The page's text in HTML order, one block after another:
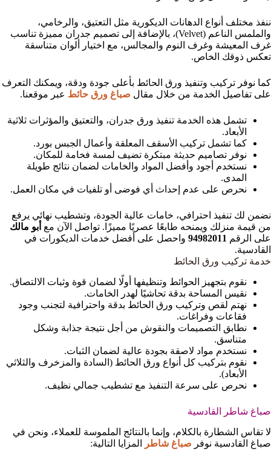
ننفذ مختلف أنواع الدهانات الديكورية مثل التعتيق، والرخامي،
والملمس الناعم (Velvet)، بالإضافة إلى تصميم جدران مميزة تناسب
غرف المعيشة وغرف النوم والمجالس، مع اختيار ألوان متناسقة
تعكس ذوقك الخاص.
كما نوفر تركيب وتنفيذ ورق الحائط بأعلى جودة ودقة، ويمكنك التعرف
على تفاصيل الخدمة من خلال مقال صباغ ورق حائط عبر موقعنا.
تشمل هذه الخدمة تنفيذ ورق جدران، والتعتيق والمؤثرات ثلاثية
الأبعاد.
كما تشمل تركيب الأسقف المعلقة وأعمال الجبس بورد.
نوفر تصاميم حديثة مبتكرة تضيف لمسة فخامة للمكان.
نستخدم أجود وأفضل المواد والخامات لضمان نتائج طويلة
المدى.
نحرص على عدم إحداث أي فوضى أو تلفيات في مكان العمل.
نضمن لك تنفيذ احترافي، خامات عالية الجودة، وتشطيب نهائي يرفع
من قيمة منزلك ويمنحه طابعًا عصريًا مميزًا. تواصل الآن مع أبو مالك
على الرقم 94982011 واحصل على أفضل خدمات الديكورات في
القادسية.
خدمة تركيب ورق الحائط
نقوم بتجهيز الحوائط وتنظيفها أولًا لضمان قوة وثبات الالتصاق.
نقيس المساحة بدقة تحاشيًا لهدر الخامات.
نهتم لقص وتركيب ورق الحائط بدقة واحترافية لتجنب وجود
فقاعات وفراغات.
نطابق التصميمات والنقوش من أجل نتيجة جذابة وشكل
متناسق.
نستخدم مواد لاصقة بجودة عالية لضمان الثبات.
نقوم بتركيب كل أنواع ورق الحائط (السادة والمزخرف والثلاثي
الأبعاد).
نحرص على سرعة التنفيذ مع تشطيب جمالي نظيف.
صباغ شاطر القادسية
لا تقاس الشطارة بالكلام، وإنما بالنتائج الملموسة للعملاء، ونحن في
صباغ القادسية نوفر صباغ شاطر المزايا التالية: